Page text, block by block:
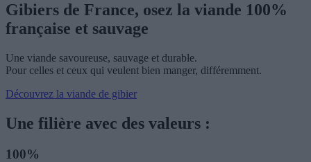
Gibiers de France, osez la viande 100%
française et sauvage
Une viande savoureuse, sauvage et durable.
Pour celles et ceux qui veulent bien manger, différemment.
Découvrez la viande de gibier
Une filière avec des valeurs :
100%